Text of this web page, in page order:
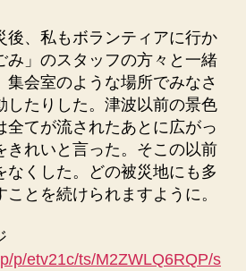
後、私もボランティアに行か
み」のスタッフの方々と一緒
集会室のような場所でみなさ
したりした。津波以前の景色
全てが流されたあとに広がっ
きれいと言った。そこの以前
なくした。どの被災地にも多
ことを続けられますように。
p/etv21c/ts/M2ZWLQ6RQP/s